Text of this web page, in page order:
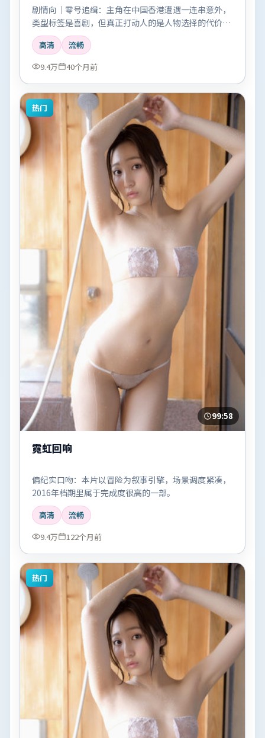
剧情向｜零号追缉：主角在中国香港遭遇一连串意外，
类型标签是喜剧，但真正打动人的是人物选择的代价
感。
高清
流畅
9.4万
40个月前
热门
99:58
霓虹回响
偏纪实口吻：本片以冒险为叙事引擎，场景调度紧凑，
2016年档期里属于完成度很高的一部。
高清
流畅
9.4万
122个月前
热门